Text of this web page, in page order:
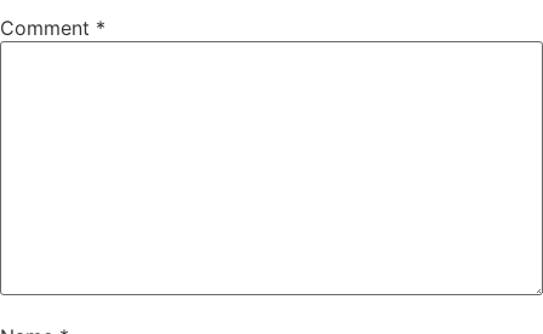
Comment *